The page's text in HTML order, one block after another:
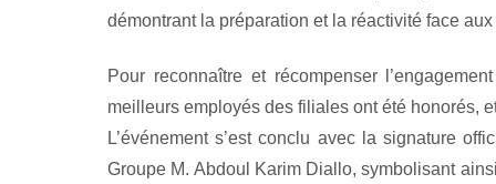
démontrant la préparation et la réactivité face
Pour reconnaître et récompenser
meilleurs employés des filiales ont été honorés,
L’événement s’est conclu avec la signature
Groupe M. Abdoul Karim Diallo, symbolisant